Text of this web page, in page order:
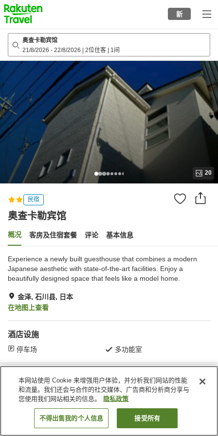
to
top
page
新
奥查卡勒宾馆
21/8/2026 - 22/8/2026 2位住客 1间
20
民宿
奥查卡勒宾馆
概况 客房及住宿套餐 评论 基本信息
Experience a newly built guesthouse that combines a modern
Japanese aesthetic with state-of-the-art facilities. Enjoy a
beautifully designed space that feels like a model home.
金泽, 石川县, 日本
在地图上查看
酒店设施
停车场 多功能室
搜索客房
本网站使用 Cookie 来增强用户体验，并分析我们网站的性能
和流量。我们还会与合作的社交媒体、广告商和分析商分享与
您使用我们网站相关的信息。
隐私政策
不得出售我的个人信息 接受所有